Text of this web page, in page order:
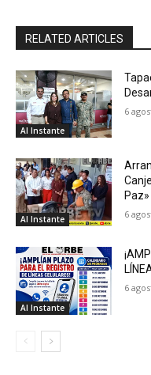
RELATED ARTICLES
Al Instante
6
Al Instante 6
Al Instante
6